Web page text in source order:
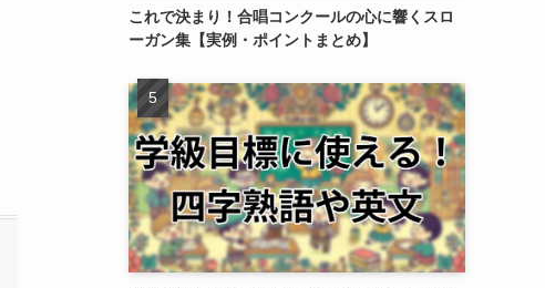
これで決まり！合唱コンクールの心に響くスロ
ーガン集【実例・ポイントまとめ】